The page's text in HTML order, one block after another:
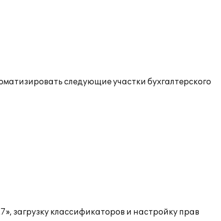
следующие участки бухгалтерского
загрузку классификаторов и настройку прав